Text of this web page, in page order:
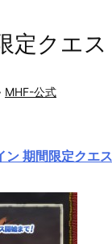
定クエス
MHF-公式
期間限定クエ